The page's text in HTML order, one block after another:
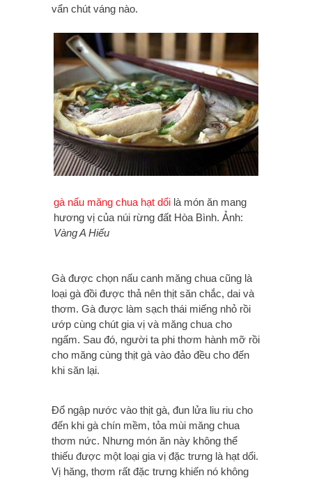
vẩn chút váng nào.
gà nấu măng chua hạt dổi là món ăn mang
hương vị của núi rừng đất Hòa Bình. Ảnh:
Vàng A Hiếu
Gà được chọn nấu canh măng chua cũng là
loại gà đồi được thả nên thịt săn chắc, dai và
thơm. Gà được làm sạch thái miếng nhỏ rồi
ướp cùng chút gia vị và măng chua cho
ngấm. Sau đó, người ta phi thơm hành mỡ rồi
cho măng cùng thịt gà vào đảo đều cho đến
khi săn lại.
Đổ ngập nước vào thịt gà, đun lửa liu riu cho
đến khi gà chín mềm, tỏa mùi măng chua
thơm nức. Nhưng món ăn này không thể
thiếu được một loại gia vị đặc trưng là hạt dổi.
Vị hăng, thơm rất đặc trưng khiến nó không